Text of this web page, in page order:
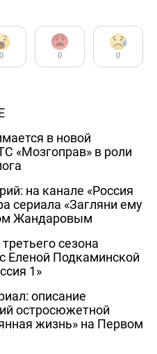
0 0 0
в новой
«Мозгоправ» в роли
на канале «Россия
сериала «Загляни ему
Жандаровым
сезона
Еленой Подкаминской
1»
описание
остросюжетной
жизнь» на Первом